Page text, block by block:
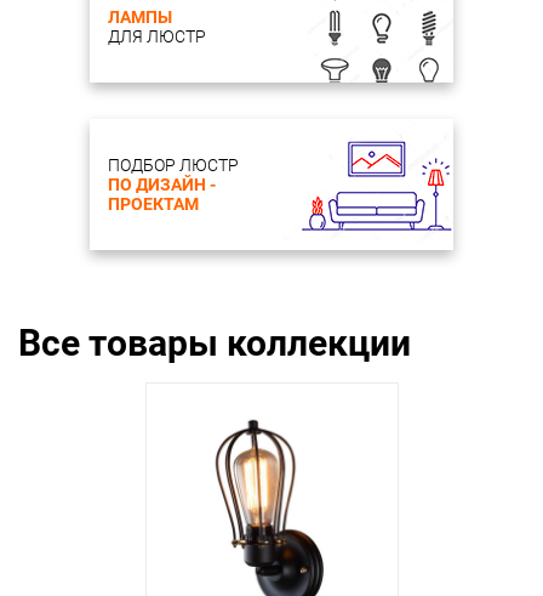
ЛАМПЫ
ДЛЯ ЛЮСТР
ПОДБОР ЛЮСТР
ПО ДИЗАЙН -
ПРОЕКТАМ
Все товары коллекции